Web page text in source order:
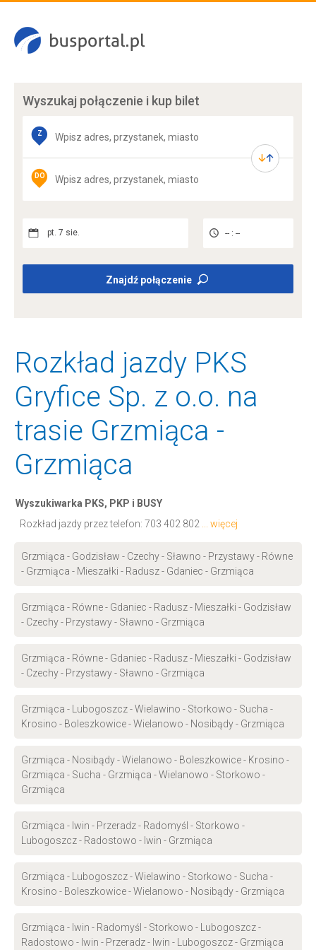
Wyszukaj połączenie i kup bilet
Z
DO
pt. 7 sie. -- : --
Znajdź połączenie
Rozkład jazdy PKS
Gryfice Sp. z o.o. na
trasie Grzmiąca -
Grzmiąca
Wyszukiwarka PKS, PKP i BUSY
Rozkład jazdy przez telefon: 703 402 802 ... więcej
Grzmiąca - Godzisław - Czechy - Sławno - Przystawy - Równe
- Grzmiąca - Mieszałki - Radusz - Gdaniec - Grzmiąca
Grzmiąca - Równe - Gdaniec - Radusz - Mieszałki - Godzisław
- Czechy - Przystawy - Sławno - Grzmiąca
Grzmiąca - Równe - Gdaniec - Radusz - Mieszałki - Godzisław
- Czechy - Przystawy - Sławno - Grzmiąca
Grzmiąca - Lubogoszcz - Wielawino - Storkowo - Sucha -
Krosino - Boleszkowice - Wielanowo - Nosibądy - Grzmiąca
Grzmiąca - Nosibądy - Wielanowo - Boleszkowice - Krosino -
Grzmiąca - Sucha - Grzmiąca - Wielanowo - Storkowo -
Grzmiąca
Grzmiąca - Iwin - Przeradz - Radomyśl - Storkowo -
Lubogoszcz - Radostowo - Iwin - Grzmiąca
Grzmiąca - Lubogoszcz - Wielawino - Storkowo - Sucha -
Krosino - Boleszkowice - Wielanowo - Nosibądy - Grzmiąca
Grzmiąca - Iwin - Radomyśl - Storkowo - Lubogoszcz -
Radostowo - Iwin - Przeradz - Iwin - Lubogoszcz - Grzmiąca